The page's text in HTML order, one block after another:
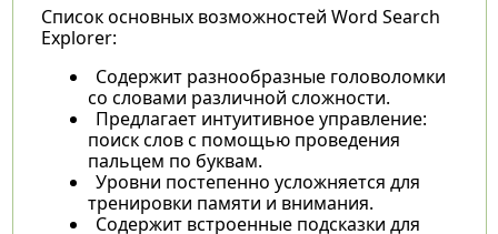
Список основных возможностей Word Search
Explorer:
Содержит разнообразные головоломки
со словами различной сложности.
Предлагает интуитивное управление:
поиск слов с помощью проведения
пальцем по буквам.
Уровни постепенно усложняется для
тренировки памяти и внимания.
Содержит встроенные подсказки для